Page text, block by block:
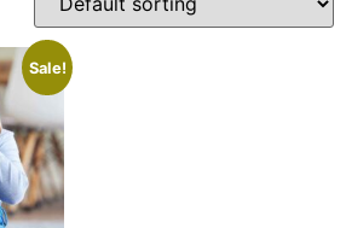
Sale!